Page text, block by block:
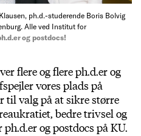
ph.d.-studerende Boris Bolvig
Alle ved Institut for
og postdocs!
flere og flere ph.d.er og
vores plads på
til valg på at sikre større
bedre trivsel og
og postdocs på KU.